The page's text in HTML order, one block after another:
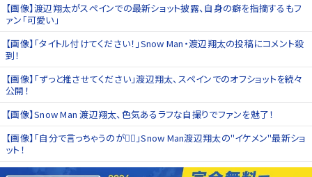
【画像】渡辺翔太がスペインでの最新ショット披露、自身の癖を指摘するもフ
ァン「可愛い」
【画像】「タイトル付けてください！」Snow Man・渡辺翔太の投稿にコメント殺
到！
【画像】「ずっと推させてください」渡辺翔太、スペインでのオフショットを続々
公開！
【画像】Snow Man 渡辺翔太、色気あるラフな自撮りでファンを魅了！
【画像】「自分で言っちゃうのが👍🏻」Snow Man渡辺翔太の"イケメン"最新ショ
ット！